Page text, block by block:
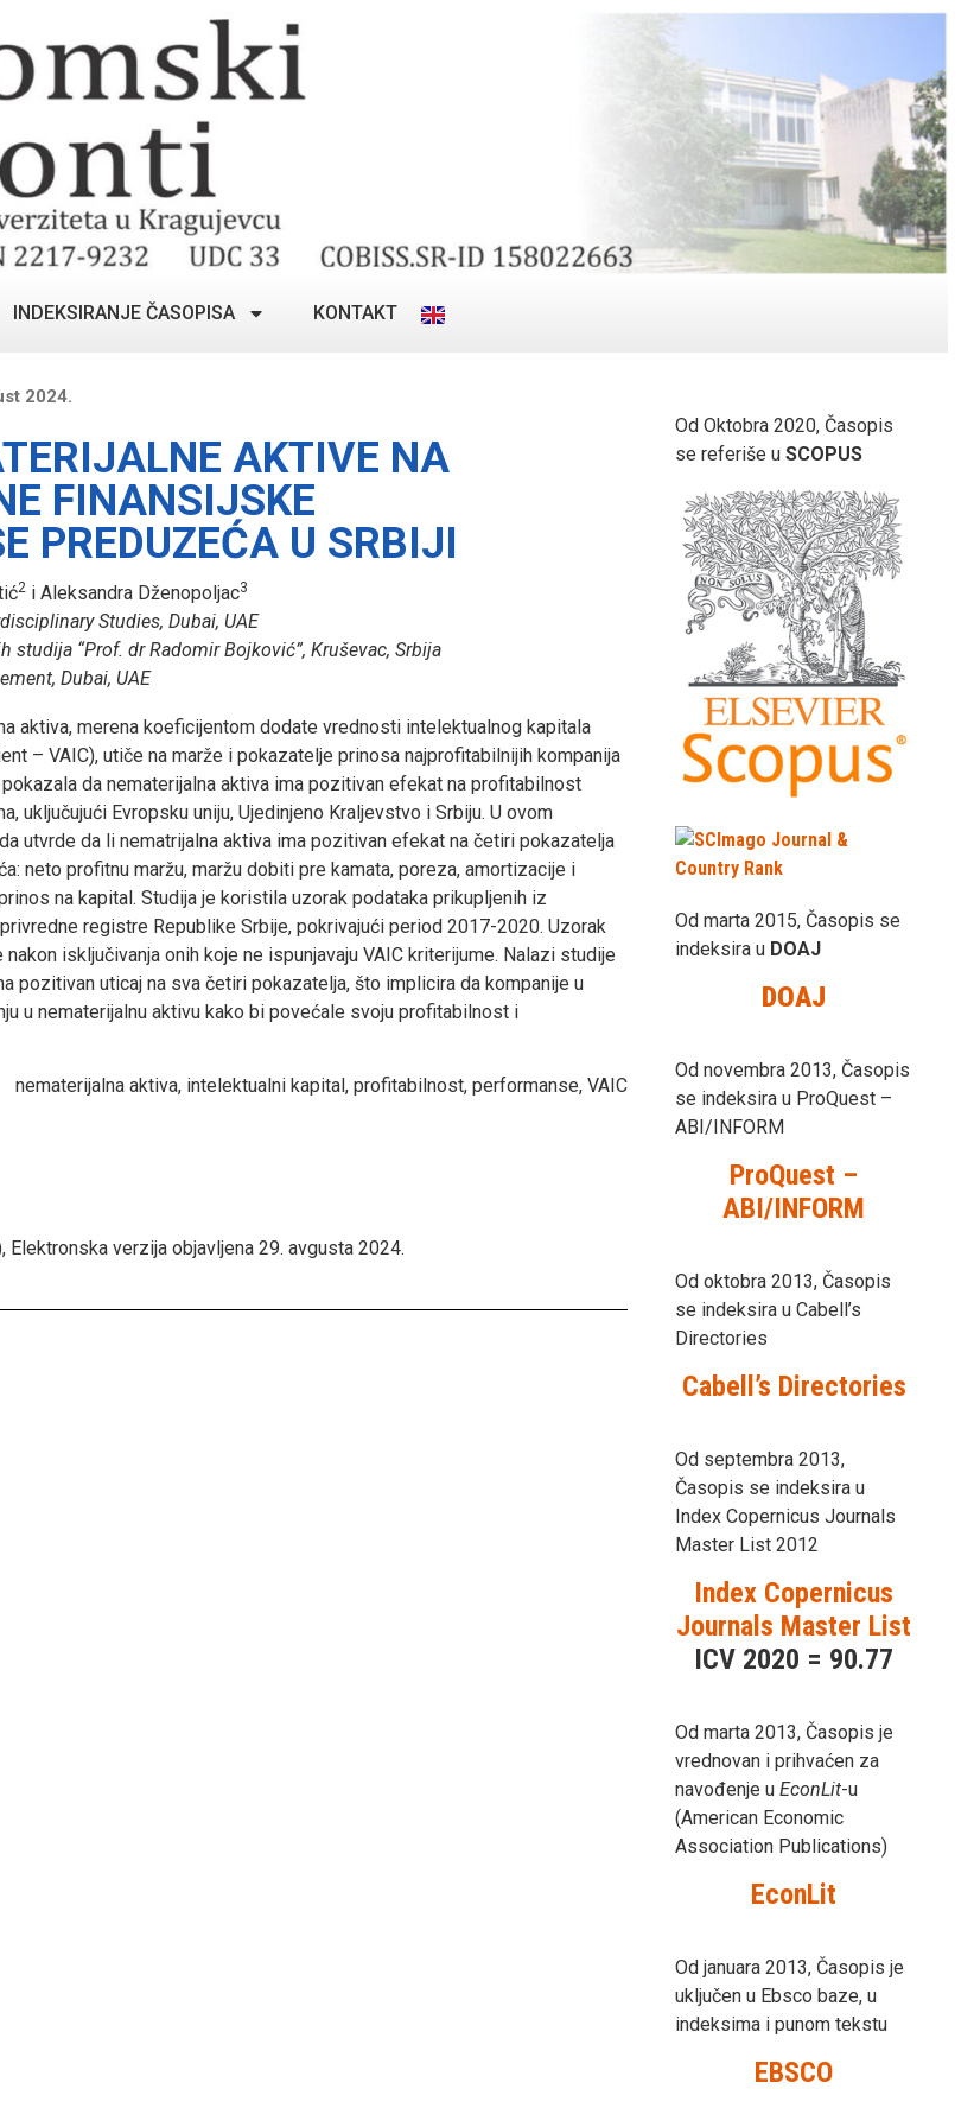
INDEKSIRANJE ČASOPISA KONTAKT
2024.
AKTIVE NA
FINANSIJSKE
PREDUZEĆA U SRBIJI
2 i Aleksandra Dženopoljac3
Studies, Dubai, UAE
studija “Prof. dr Radomir Bojković”, Kruševac, Srbija
Dubai, UAE
aktiva, merena koeficijentom dodate vrednosti intelektualnog kapitala
– VAIC), utiče na marže i pokazatelje prinosa najprofitabilnijih kompanija
da nematerijalna aktiva ima pozitivan efekat na profitabilnost
uključujući Evropsku uniju, Ujedinjeno Kraljevstvo i Srbiju. U ovom
utvrde da li nematrijalna aktiva ima pozitivan efekat na četiri pokazatelja
neto profitnu maržu, maržu dobiti pre kamata, poreza, amortizacije i
na kapital. Studija je koristila uzorak podataka prikupljenih iz
registre Republike Srbije, pokrivajući period 2017-2020. Uzorak
isključivanja onih koje ne ispunjavaju VAIC kriterijume. Nalazi studije
pozitivan uticaj na sva četiri pokazatelja, što implicira da kompanije u
u nematerijalnu aktivu kako bi povećale svoju profitabilnost i
nematerijalna aktiva, intelektualni kapital, profitabilnost, performanse, VAIC
Elektronska verzija objavljena 29. avgusta 2024.
Od Oktobra 2020, Časopis
se referiše u SCOPUS
Od marta 2015, Časopis se
indeksira u DOAJ
DOAJ
Od novembra 2013, Časopis
se indeksira u ProQuest –
ABI/INFORM
ProQuest –
ABI/INFORM
Od oktobra 2013, Časopis
se indeksira u Cabell’s
Directories
Cabell’s Directories
Od septembra 2013,
Časopis se indeksira u
Index Copernicus Journals
Master List 2012
Index Copernicus
Journals Master List
ICV 2020 = 90.77
Od marta 2013, Časopis je
vrednovan i prihvaćen za
navođenje u EconLit-u
(American Economic
Association Publications)
EconLit
Od januara 2013, Časopis je
uključen u Ebsco baze, u
indeksima i punom tekstu
EBSCO